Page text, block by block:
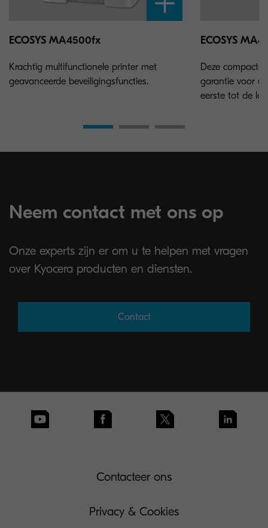
ECOSYS MA4500fx
Krachtig multifunctionele printer met
geavanceerde beveiligingsfuncties.
ECOSYS
Deze
garantie voor
eerste tot de
Neem contact met ons op
Onze experts zijn er om u te helpen met vragen
over Kyocera producten en diensten.
Contact
Contacteer ons
Privacy & Cookies